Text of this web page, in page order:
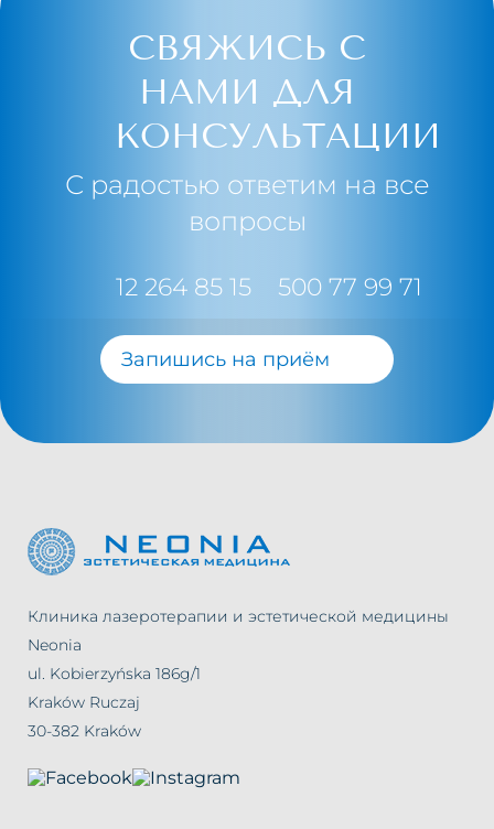
СВЯЖИСЬ С
НАМИ ДЛЯ
КОНСУЛЬТАЦИИ
С радостью ответим на все
вопросы
12 264 85 15 500 77 99 71
Запишись на приём
Клиника лазеротерапии и эстетической медицины
Neonia
ul. Kobierzyńska 186g/1
Kraków Ruczaj
30-382 Kraków